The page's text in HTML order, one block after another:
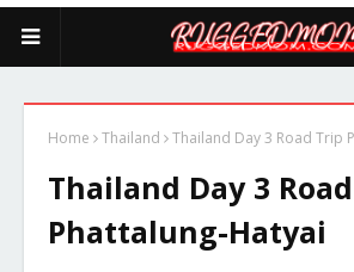
Home Thailand Thailand Day 3 Road Trip
Thailand Day 3
Phattalung-Hatyai